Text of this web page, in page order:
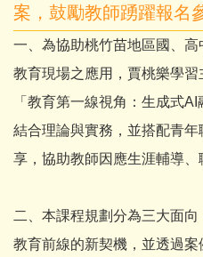
案，鼓勵教師踴躍報名
一、為協助桃竹苗地區國、
教育現場之應用，賈桃樂學
「教育第一線視角：生成式
結合理論與實務，並搭配青
享，協助教師因應生涯輔導、
二、本課程規劃分為三大面
教育前線的新契機，並透過